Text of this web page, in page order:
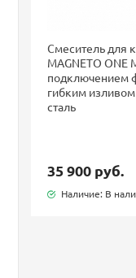
Смеситель для
MAGNETO ONE
подключением
гибким
сталь
35 900 руб.
Наличие: В